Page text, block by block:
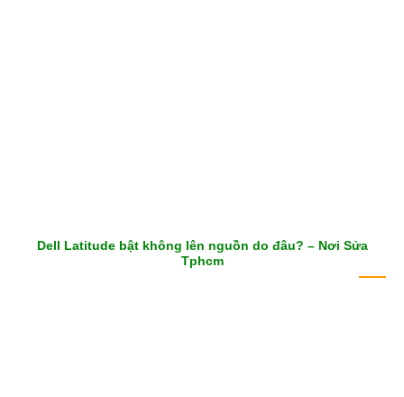
Dell Latitude bật không lên nguồn do đâu? – Nơi Sửa
Tphcm